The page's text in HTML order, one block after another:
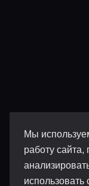
Мы
работу сайта,